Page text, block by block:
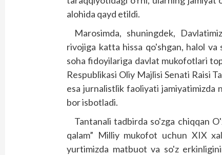
alohida qayd etildi.
Marosimda, shuningdek,
rivojiga katta hissa qo'shgan, halol
soha fidoyilariga davlat mukofotlari
Respublikasi Oliy Majlisi Senati Raisi
esa jurnalistlik faoliyati jamiyatimizda
bor isbotladi.
Tantanali tadbirda so'zga chiqqan
qalam” Milliy mukofot uchun XIX
yurtimizda matbuot va so'z